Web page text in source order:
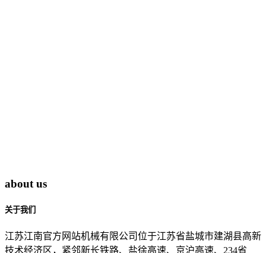
about us
关于我们
江苏江南官方网站机械有限公司位于江苏省盐城市建湖县高新
技术经济区，紧邻新长铁路、盐徐高速、京沪高速、234省